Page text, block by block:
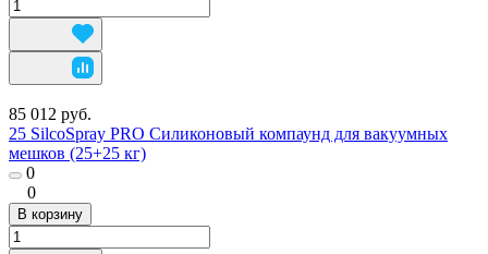
85 012 руб.
25 SilcoSpray PRO Силиконовый компаунд для вакуумных
мешков (25+25 кг)
0
0
В корзину